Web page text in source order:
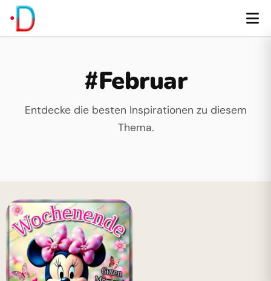
#Februar
Entdecke die besten Inspirationen zu diesem
Thema.